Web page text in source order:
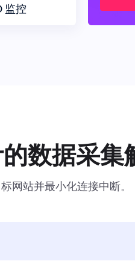
监控
数据采集
网站并最小化连接中断。